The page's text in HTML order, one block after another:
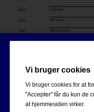
Vi bruger cookies
Vi bruger cookies for at
"Accepter" får du kun de
at hjemmesiden virker.